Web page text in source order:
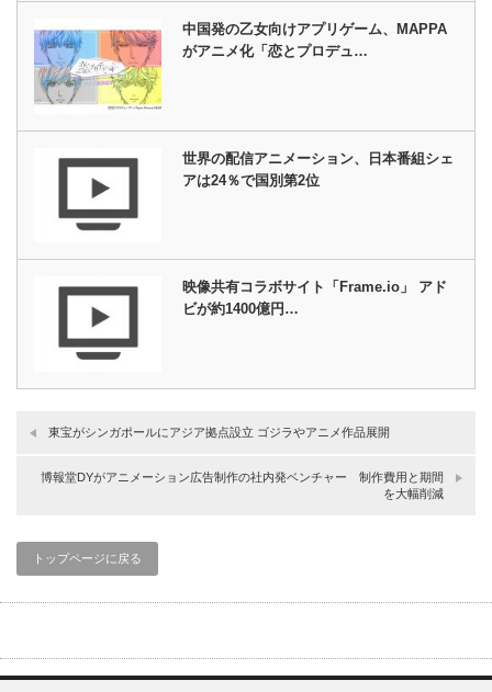
中国発の乙女向けアプリゲーム、MAPPA
がアニメ化「恋とプロデュ…
世界の配信アニメーション、日本番組シェ
アは24％で国別第2位
映像共有コラボサイト「Frame.io」 アド
ビが約1400億円…
東宝がシンガポールにアジア拠点設立 ゴジラやアニメ作品展開
博報堂DYがアニメーション広告制作の社内発ベンチャー 制作費用と期間
を大幅削減
トップページに戻る